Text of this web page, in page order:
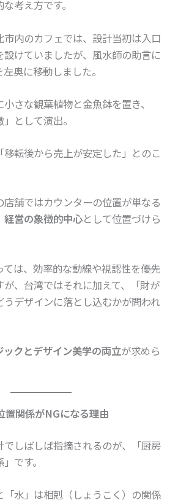
考え方です。
内のカフェでは、設計当初は入口
けていましたが、風水師の助言に
奥に移動しました。
さな観葉植物と金魚鉢を置き、
として演出。
転後から売上が安定した」とのこ
店舗ではカウンターの位置が単なる
経営の象徴的中心として位置づけら
ては、効率的な動線や視認性を優先
、台湾ではそれに加えて、「財が
デザインに落とし込むかが問われ
ックとデザイン美学の両立が求めら
置関係がNGになる理由
しばしば指摘されるのが、「厨房
です。
「水」は相剋（しょうこく）の関係